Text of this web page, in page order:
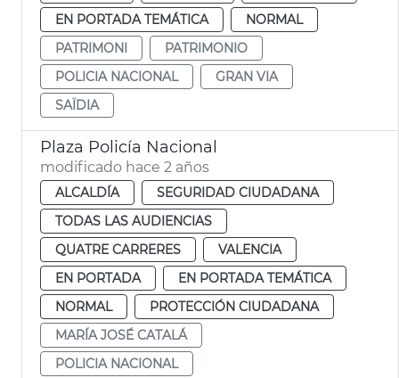
EN PORTADA TEMÁTICA
NORMAL
PATRIMONI
PATRIMONIO
POLICIA NACIONAL
GRAN VIA
SAÏDIA
Plaza Policía Nacional
modificado hace 2 años
ALCALDÍA
SEGURIDAD CIUDADANA
TODAS LAS AUDIENCIAS
QUATRE CARRERES
VALENCIA
EN PORTADA
EN PORTADA TEMÁTICA
NORMAL
PROTECCIÓN CIUDADANA
MARÍA JOSÉ CATALÁ
POLICIA NACIONAL